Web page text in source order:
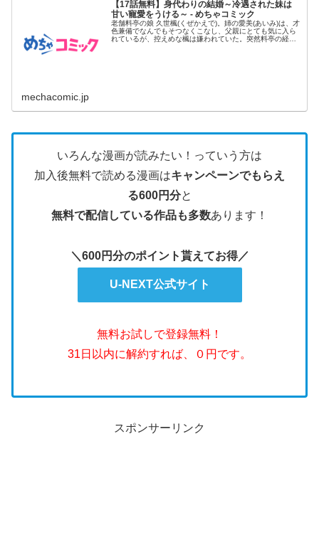
【17話無料】身代わりの結婚～冷遇された妹は
甘い寵愛をうける～ - めちゃコミック
老舗料亭の娘 久世楓(くぜかえで)。姉の愛美(あいみ)は、才
色兼備でなんでもそつなくこなし、父親にとても気に入ら
れているが、控えめな楓は嫌われていた。突然料亭の経営
mechacomic.jp
いろんな漫画が読みたい！っていう方は
加入後無料で読める漫画はキャンペーンでもらえ
る600円分と
無料で配信している作品も多数あります！
＼600円分のポイント貰えてお得／
U-NEXT公式サイト
無料お試しで登録無料！
31日以内に解約すれば、０円です。
スポンサーリンク